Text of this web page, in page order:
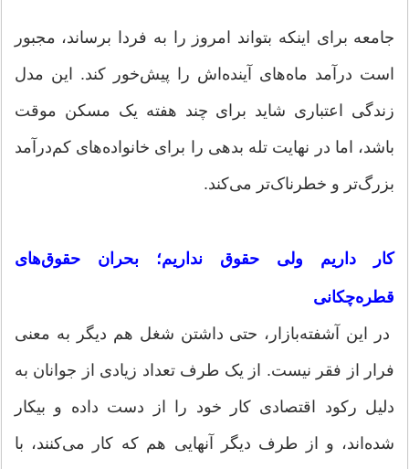
جامعه برای اینکه بتواند امروز را به فردا برساند، مجبور
است درآمد ماه‌های آینده‌اش را پیش‌خور کند. این مدل
زندگی اعتباری شاید برای چند هفته یک مسکن موقت
باشد، اما در نهایت تله بدهی را برای خانواده‌های کم‌درآمد
بزرگ‌تر و خطرناک‌تر می‌کند.
کار داریم ولی حقوق نداریم؛ بحران حقوق‌های
قطره‌چکانی
در این آشفته‌بازار، حتی داشتن شغل هم دیگر به معنی
فرار از فقر نیست. از یک طرف تعداد زیادی از جوانان به
دلیل رکود اقتصادی کار خود را از دست داده و بیکار
شده‌اند، و از طرف دیگر آنهایی هم که کار می‌کنند، با